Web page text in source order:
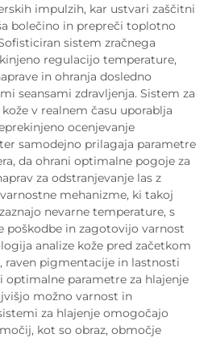
impulzih, kar ustvari zaščitni
bolečino in prepreči toplotno
sistem zračnega
regulacijo temperature,
in ohranja dosledno
seansami zdravljenja. Sistem za
v realnem času uporablja
ocenjevanje
samodejno prilagaja parametre
da ohrani optimalne pogoje za
za odstranjevanje las z
mehanizme, ki takoj
nevarne temperature, s
in zagotovijo varnost
analize kože pred začetkom
raven pigmentacije in lastnosti
optimalne parametre za hlajenje
možno varnost in
za hlajenje omogočajo
kot so obraz, območje